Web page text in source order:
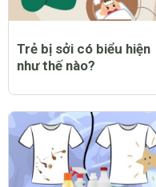
Trẻ bị sởi có biểu hiện
như thế nào?